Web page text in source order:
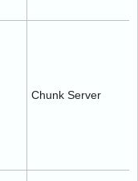
Chunk Server